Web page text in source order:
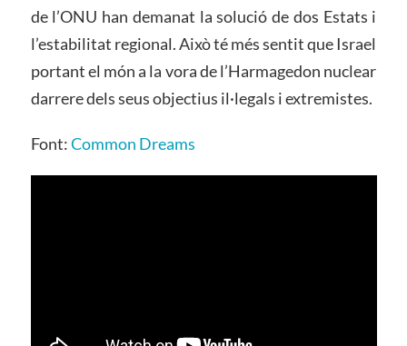
de l’ONU han demanat la solució de dos Estats i
l’estabilitat regional. Això té més sentit que Israel
portant el món a la vora de l’Harmagedon nuclear
darrere dels seus objectius il·legals i extremistes.
Font:Common Dreams